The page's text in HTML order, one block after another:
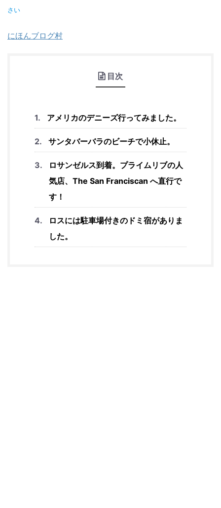
さい
にほんブログ村
目次
アメリカのデニーズ行ってみました。
サンタバーバラのビーチで小休止。
ロサンゼルス到着。プライムリブの人
気店、The San Franciscan へ直行で
す！
ロスには駐車場付きのドミ宿がありま
した。